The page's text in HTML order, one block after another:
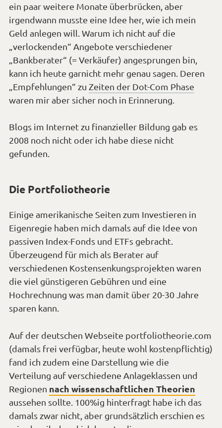
ein paar weitere Monate überbrücken, aber
irgendwann musste eine Idee her, wie ich mein
Geld anlegen will. Warum ich nicht auf die
„verlockenden“ Angebote verschiedener
„Bankberater“ (= Verkäufer) angesprungen bin,
kann ich heute garnicht mehr genau sagen. Deren
„Empfehlungen“ zu Zeiten der Dot-Com Phase
waren mir aber sicher noch in Erinnerung.
Blogs im Internet zu finanzieller Bildung gab es
2008 noch nicht oder ich habe diese nicht
gefunden.
Die Portfoliotheorie
Einige amerikanische Seiten zum Investieren in
Eigenregie haben mich damals auf die Idee von
passiven Index-Fonds und ETFs gebracht.
Überzeugend für mich als Berater auf
verschiedenen Kostensenkungsprojekten waren
die viel günstigeren Gebühren und eine
Hochrechnung was man damit über 20-30 Jahre
sparen kann.
Auf der deutschen Webseite portfoliotheorie.com
(damals frei verfügbar, heute wohl kostenpflichtig)
fand ich zudem eine Darstellung wie die
Verteilung auf verschiedene Anlageklassen und
Regionen nach wissenschaftlichen Theorien
aussehen sollte. 100%ig hinterfragt habe ich das
damals zwar nicht, aber grundsätzlich erschien es